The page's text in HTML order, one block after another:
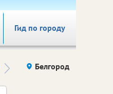
Гид по городу
Здоровье компаний (на
правах
Белгород